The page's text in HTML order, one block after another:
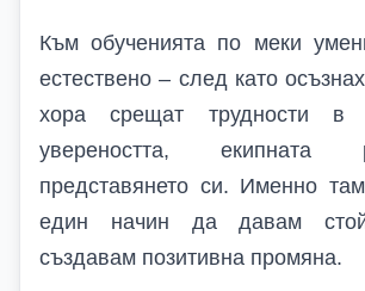
Към обученията по меки
естествено – след като
хора срещат трудности в
увереността,
представянето си. Именно
един начин да давам
създавам позитивна промяна.